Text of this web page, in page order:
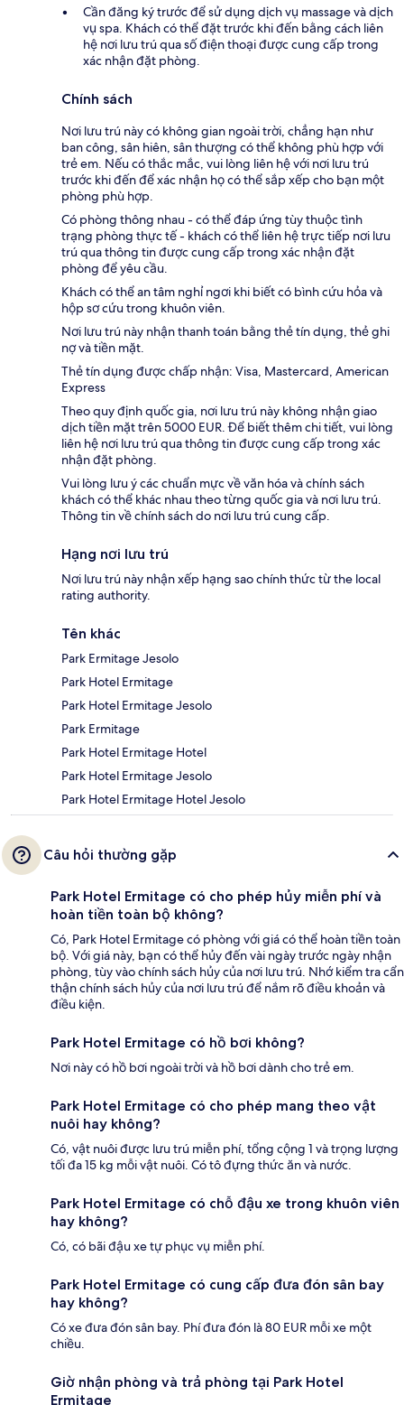
Cần đăng ký trước để sử dụng dịch vụ massage và dịch
vụ spa. Khách có thể đặt trước khi đến bằng cách liên
hệ nơi lưu trú qua số điện thoại được cung cấp trong
xác nhận đặt phòng.
Chính sách
Nơi lưu trú này có không gian ngoài trời, chẳng hạn như
ban công, sân hiên, sân thượng có thể không phù hợp với
trẻ em. Nếu có thắc mắc, vui lòng liên hệ với nơi lưu trú
trước khi đến để xác nhận họ có thể sắp xếp cho bạn một
phòng phù hợp.
Có phòng thông nhau - có thể đáp ứng tùy thuộc tình
trạng phòng thực tế - khách có thể liên hệ trực tiếp nơi lưu
trú qua thông tin được cung cấp trong xác nhận đặt
phòng để yêu cầu.
Khách có thể an tâm nghỉ ngơi khi biết có bình cứu hỏa và
hộp sơ cứu trong khuôn viên.
Nơi lưu trú này nhận thanh toán bằng thẻ tín dụng, thẻ ghi
nợ và tiền mặt.
Thẻ tín dụng được chấp nhận: Visa, Mastercard, American
Express
Theo quy định quốc gia, nơi lưu trú này không nhận giao
dịch tiền mặt trên 5000 EUR. Để biết thêm chi tiết, vui lòng
liên hệ nơi lưu trú qua thông tin được cung cấp trong xác
nhận đặt phòng.
Vui lòng lưu ý các chuẩn mực về văn hóa và chính sách
khách có thể khác nhau theo từng quốc gia và nơi lưu trú.
Thông tin về chính sách do nơi lưu trú cung cấp.
Hạng nơi lưu trú
Nơi lưu trú này nhận xếp hạng sao chính thức từ the local
rating authority.
Tên khác
Park Ermitage Jesolo
Park Hotel Ermitage
Park Hotel Ermitage Jesolo
Park Ermitage
Park Hotel Ermitage Hotel
Park Hotel Ermitage Jesolo
Park Hotel Ermitage Hotel Jesolo
Câu hỏi thường gặp
Park Hotel Ermitage có cho phép hủy miễn phí và
hoàn tiền toàn bộ không?
Có, Park Hotel Ermitage có phòng với giá có thể hoàn tiền toàn
bộ. Với giá này, bạn có thể hủy đến vài ngày trước ngày nhận
phòng, tùy vào chính sách hủy của nơi lưu trú. Nhớ kiểm tra cẩn
thận chính sách hủy của nơi lưu trú để nắm rõ điều khoản và
điều kiện.
Park Hotel Ermitage có hồ bơi không?
Nơi này có hồ bơi ngoài trời và hồ bơi dành cho trẻ em.
Park Hotel Ermitage có cho phép mang theo vật
nuôi hay không?
Có, vật nuôi được lưu trú miễn phí, tổng cộng 1 và trọng lượng
tối đa 15 kg mỗi vật nuôi. Có tô đựng thức ăn và nước.
Park Hotel Ermitage có chỗ đậu xe trong khuôn viên
hay không?
Có, có bãi đậu xe tự phục vụ miễn phí.
Park Hotel Ermitage có cung cấp đưa đón sân bay
hay không?
Có xe đưa đón sân bay. Phí đưa đón là 80 EUR mỗi xe một
chiều.
Giờ nhận phòng và trả phòng tại Park Hotel
Ermitage